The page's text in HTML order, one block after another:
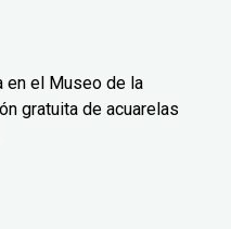
en el Museo de la
gratuita de acuarelas